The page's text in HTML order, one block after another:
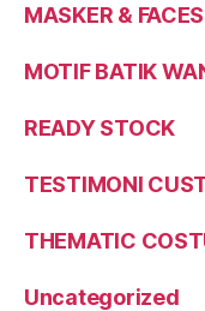
MASKER &
MOTIF BATIK
READY STOCK
TESTIMONI
THEMATIC
Uncategorized